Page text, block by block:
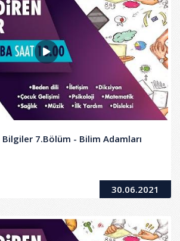
7.Bölüm - Bilim Adamları
30.06.2021